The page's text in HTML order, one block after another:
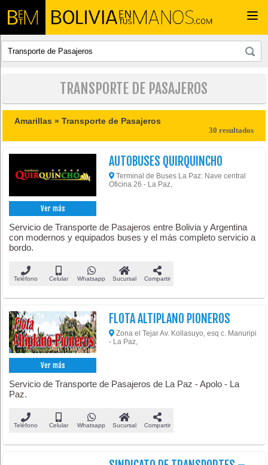
TRANSPORTE DE PASAJEROS
Amarillas »Transporte de Pasajeros
30 resultados
Ver más
AUTOBUSES QUIRQUINCHO
Terminal de Buses La Paz: Nave central
Oficina 26 - La Paz,
Servicio de Transporte de Pasajeros entre Bolivia y Argentina
con modernos y equipados buses y el más completo servicio a
bordo.
Teléfono Celular Whatsapp Sucursal Compartir
Ver más
FLOTA ALTIPLANO PIONEROS
Zona el Tejar Av. Kollasuyo, esq c. Manuripi
- La Paz,
Servicio de Transporte de Pasajeros de La Paz - Apolo - La
Paz.
Teléfono Celular Whatsapp Sucursal Compartir